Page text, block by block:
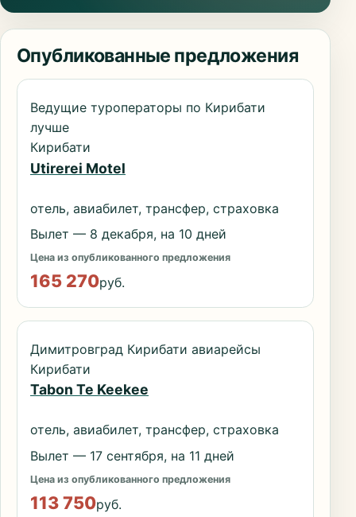
Опубликованные предложения
Ведущие туроператоры по Кирибати
лучше
Кирибати
Utirerei Motel
отель, авиабилет, трансфер, страховка
Вылет — 8 декабря, на 10 дней
Цена из опубликованного предложения
165 270руб.
Димитровград Кирибати авиарейсы
Кирибати
Tabon Te Keekee
отель, авиабилет, трансфер, страховка
Вылет — 17 сентября, на 11 дней
Цена из опубликованного предложения
113 750руб.